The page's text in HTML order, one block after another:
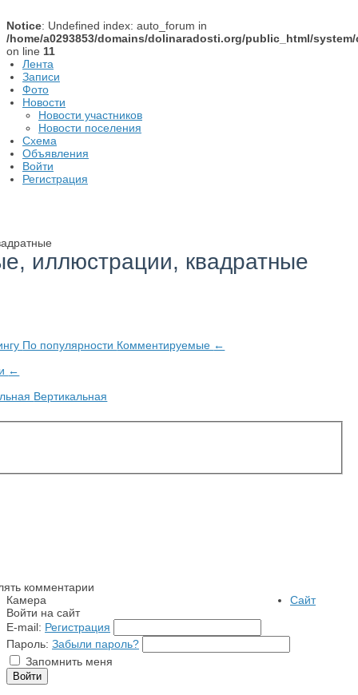
Notice: Undefined index: auto_forum in
/home/a0293853/domains/dolinaradosti.org/public_html/
on line 11
Лента
Записи
Фото
Новости
Новости участников
Новости поселения
Схема
Объявления
Войти
Регистрация
иллюстрации, квадратные
По популярности Комментируемые ←
←
Вертикальная
комментарии
Камера
Войти на сайт
E-mail: Регистрация
Пароль: Забыли пароль?
Запомнить меня
Сайт